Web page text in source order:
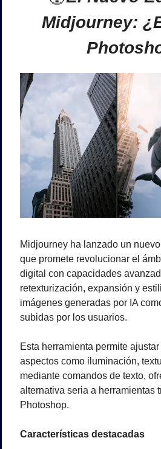
Midjourney:
Midjourney ha lanzado un
que promete revolucionar el
digital con capacidades
retexturización, expansión y
imágenes generadas por IA
subidas por los usuarios.
Esta herramienta permite
aspectos como iluminación,
mediante comandos de texto,
alternativa seria a herramientas
Photoshop.
Características destacadas